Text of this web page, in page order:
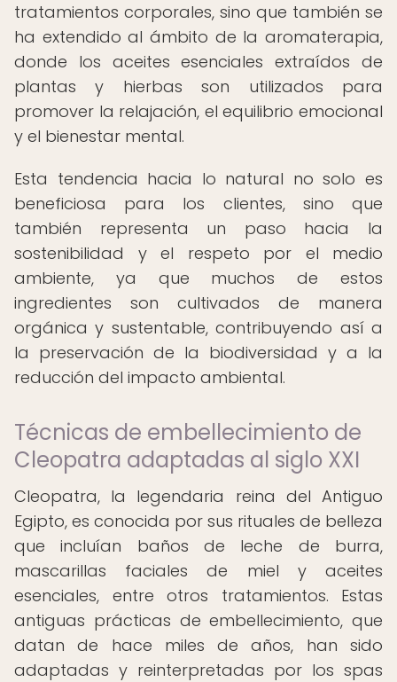
tratamientos corporales, sino que también se
ha extendido al ámbito de la aromaterapia,
donde los aceites esenciales extraídos de
plantas y hierbas son utilizados para
promover la relajación, el equilibrio emocional
y el bienestar mental.
Esta tendencia hacia lo natural no solo es
beneficiosa para los clientes, sino que
también representa un paso hacia la
sostenibilidad y el respeto por el medio
ambiente, ya que muchos de estos
ingredientes son cultivados de manera
orgánica y sustentable, contribuyendo así a
la preservación de la biodiversidad y a la
reducción del impacto ambiental.
Técnicas de embellecimiento de
Cleopatra adaptadas al siglo XXI
Cleopatra, la legendaria reina del Antiguo
Egipto, es conocida por sus rituales de belleza
que incluían baños de leche de burra,
mascarillas faciales de miel y aceites
esenciales, entre otros tratamientos. Estas
antiguas prácticas de embellecimiento, que
datan de hace miles de años, han sido
adaptadas y reinterpretadas por los spas